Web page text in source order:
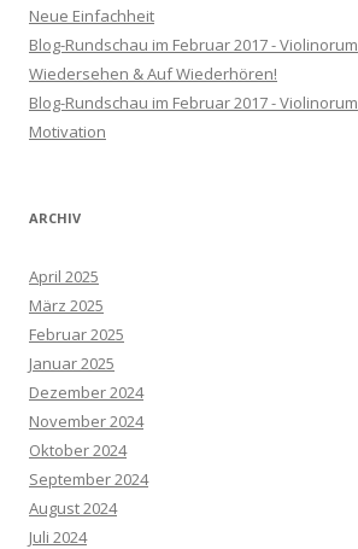
Neue Einfachheit
Blog-Rundschau im Februar 2017 - Violinorum
Wiedersehen & Auf Wiederhören!
Blog-Rundschau im Februar 2017 - Violinorum
Motivation
ARCHIV
April 2025
März 2025
Februar 2025
Januar 2025
Dezember 2024
November 2024
Oktober 2024
September 2024
August 2024
Juli 2024